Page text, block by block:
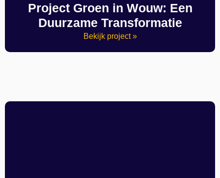
Project Groen in Wouw: Een
Duurzame Transformatie
Bekijk project »